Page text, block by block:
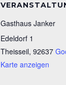
Gasthaus Janker
Edeldorf 1
Theisseil, 92637
Karte anzeigen